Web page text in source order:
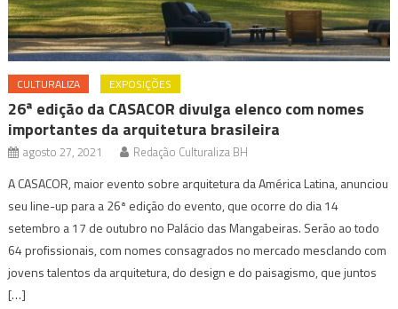
CULTURALIZA EXPOSIÇÕES
26ª edição da CASACOR divulga elenco com nomes
importantes da arquitetura brasileira
agosto 27, 2021 Redação Culturaliza BH
A CASACOR, maior evento sobre arquitetura da América Latina, anunciou
seu line-up para a 26ª edição do evento, que ocorre do dia 14
setembro a 17 de outubro no Palácio das Mangabeiras. Serão ao todo
64 profissionais, com nomes consagrados no mercado mesclando com
jovens talentos da arquitetura, do design e do paisagismo, que juntos
[…]